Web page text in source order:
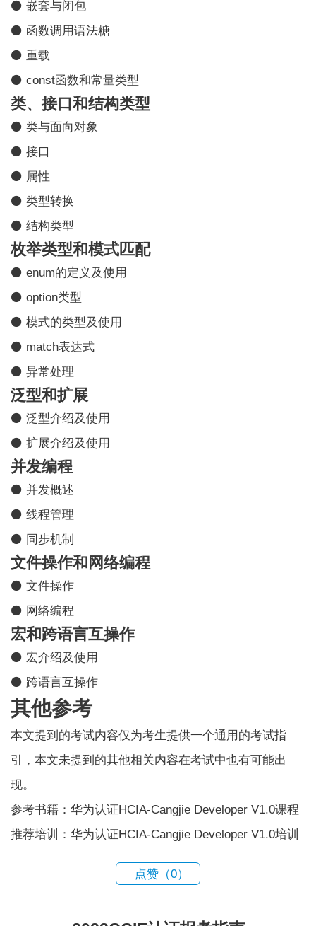
⚫ 嵌套与闭包
⚫ 函数调用语法糖
⚫ 重载
⚫ const函数和常量类型
类、接口和结构类型
⚫ 类与面向对象
⚫ 接口
⚫ 属性
⚫ 类型转换
⚫ 结构类型
枚举类型和模式匹配
⚫ enum的定义及使用
⚫ option类型
⚫ 模式的类型及使用
⚫ match表达式
⚫ 异常处理
泛型和扩展
⚫ 泛型介绍及使用
⚫ 扩展介绍及使用
并发编程
⚫ 并发概述
⚫ 线程管理
⚫ 同步机制
文件操作和网络编程
⚫ 文件操作
⚫ 网络编程
宏和跨语言互操作
⚫ 宏介绍及使用
⚫ 跨语言互操作
其他参考
本文提到的考试内容仅为考生提供一个通用的考试指
引，本文未提到的其他相关内容在考试中也有可能出
现。
参考书籍：华为认证HCIA-Cangjie Developer V1.0课程
推荐培训：华为认证HCIA-Cangjie Developer V1.0培训
点赞（0）